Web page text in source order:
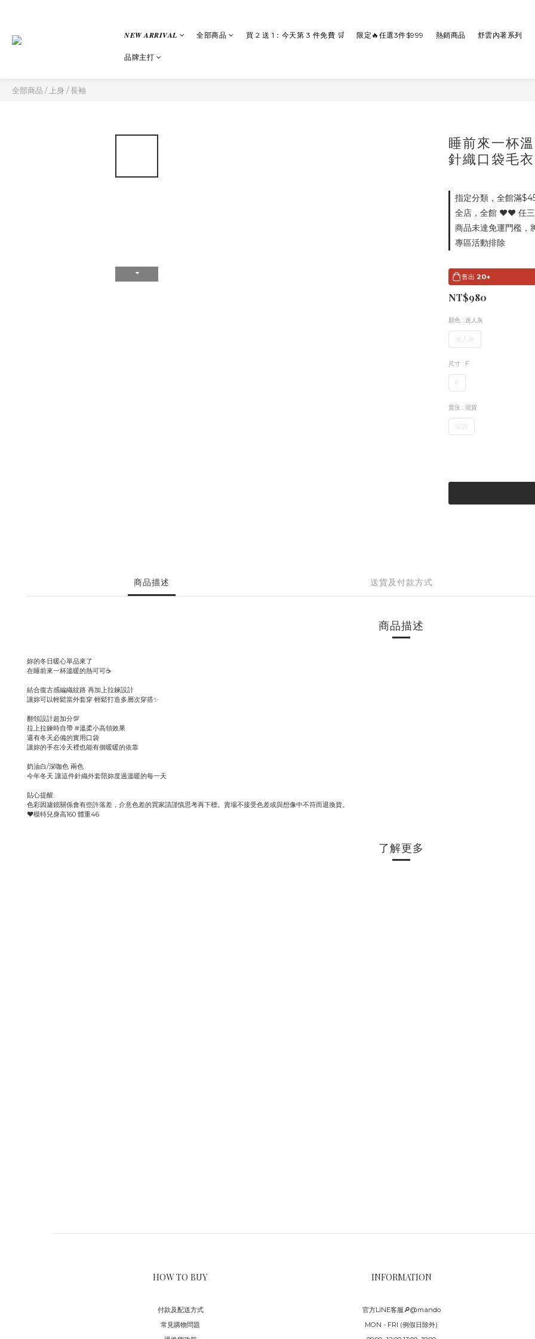
𝑵𝑬𝑾 𝑨𝑹𝑹𝑰𝑽𝑨𝑳 全部商品 買 2 送 1：今天第 3 件免費 🛒 限定🔥任選3件$999 熱銷商品 舒雲內著系列
品牌主打
全部商品 / 上身 /長袖
睡前來一杯
針織口袋毛衣
指定分類，全館滿
全店，全館 ♥♥ 任
商品未達免運門檻，
專區活動排除
售出 20+
NT$980
顏色 : 迷人灰
迷人灰
尺寸 : F
F
貨況 : 現貨
商品描述 送貨及付款方式
商品描述
妳的冬日暖心單品來了
在睡前來一杯溫暖的熱可可☕
結合復古感編織紋路 再加上拉鍊設計
讓妳可以輕鬆當外套穿 輕鬆打造多層次穿搭✨
翻領設計超加分💯
拉上拉鍊時自帶 #溫柔小高領效果
還有冬天必備的實用口袋
讓妳的手在冷天裡也能有個暖暖的依靠
奶油白/深咖色 兩色
今年冬天 讓這件針織外套陪妳度過溫暖的每一天
貼心提醒:
色彩因濾鏡關係會有些許落差，介意色差的買家請謹慎思考再下標。賣場不接受色差或與想像中不符而退換貨。
♥️模特兒身高160 體重46
了解更多
HOW TO BUY
付款及配送方式
常見購物問題
INFORMATION
官方LINE客服🔎@mando
MON - FRI (例假日除外)